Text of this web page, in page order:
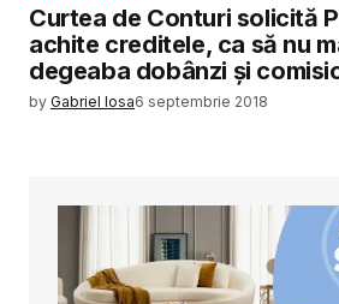
Curtea de Conturi solicită
achite creditele, ca să nu
degeaba dobânzi şi
by Gabriel Iosa6 septembrie 2018